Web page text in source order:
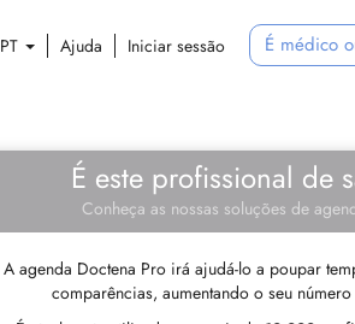
PT Ajuda Iniciar sessão É médico
É este profissional de
Conheça as nossas soluções de
A agenda Doctena Pro irá ajudá-lo a poupar
comparências, aumentando o seu